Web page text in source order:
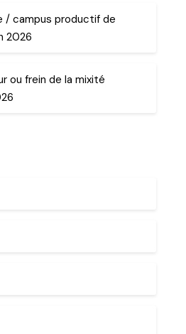
/ campus productif de
2026
ou frein de la mixité